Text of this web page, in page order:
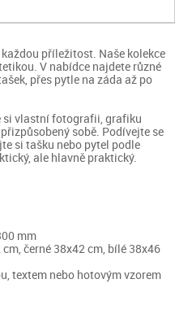
příležitost. Naše kolekce
V nabídce najdete různé
přes pytle na záda až po
si vlastní fotografii, grafiku
sobě. Podívejte se
si tašku nebo pytel podle
ale hlavně praktický.
mm
černé 38x42 cm, bílé 38x46
textem nebo hotovým vzorem